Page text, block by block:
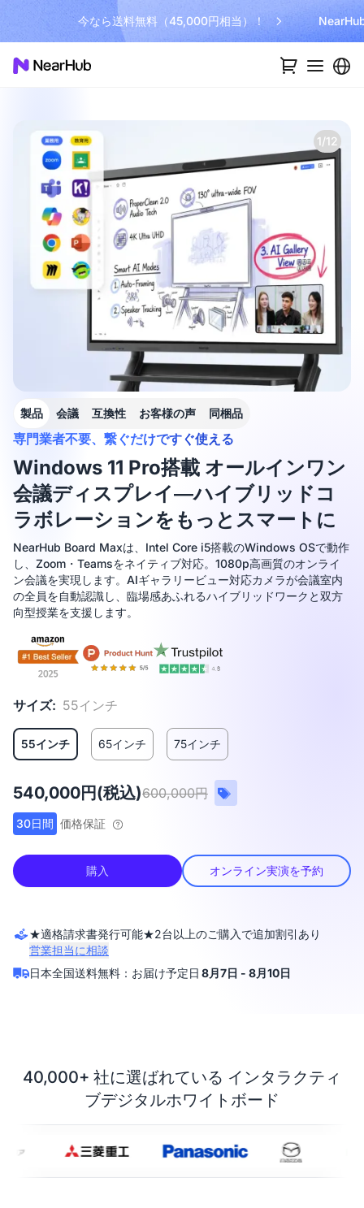
今なら送料無料（45,000円相当）！
専門業者不要、繋ぐだけですぐ使える
Windows 11 Pro搭載 オールインワン
会議ディスプレイ―ハイブリッドコ
ラボレーションをもっとスマートに
NearHub Board Maxは、Intel Core i5搭載のWindows OSで動作
し、Zoom・Teamsをネイティブ対応。1080p高画質のオンライ
ン会議を実現します。AIギャラリービュー対応カメラが会議室内
の全員を自動認識し、臨場感あふれるハイブリッドワークと双方
向型授業を支援します。
サイズ: 55インチ
55インチ 65インチ 75インチ
540,000円(税込)600,000円
30日間 価格保証
購入 オンライン実演を予約
★適格請求書発行可能★2台以上のご購入で追加割引あり
営業担当に相談
日本全国送料無料：お届け予定日 8月7日 - 8月10日
1/12
製品 会議 互換性 お客様の声 同梱品
40,000+ 社に選ばれている インタラクティ
ブデジタルホワイトボード